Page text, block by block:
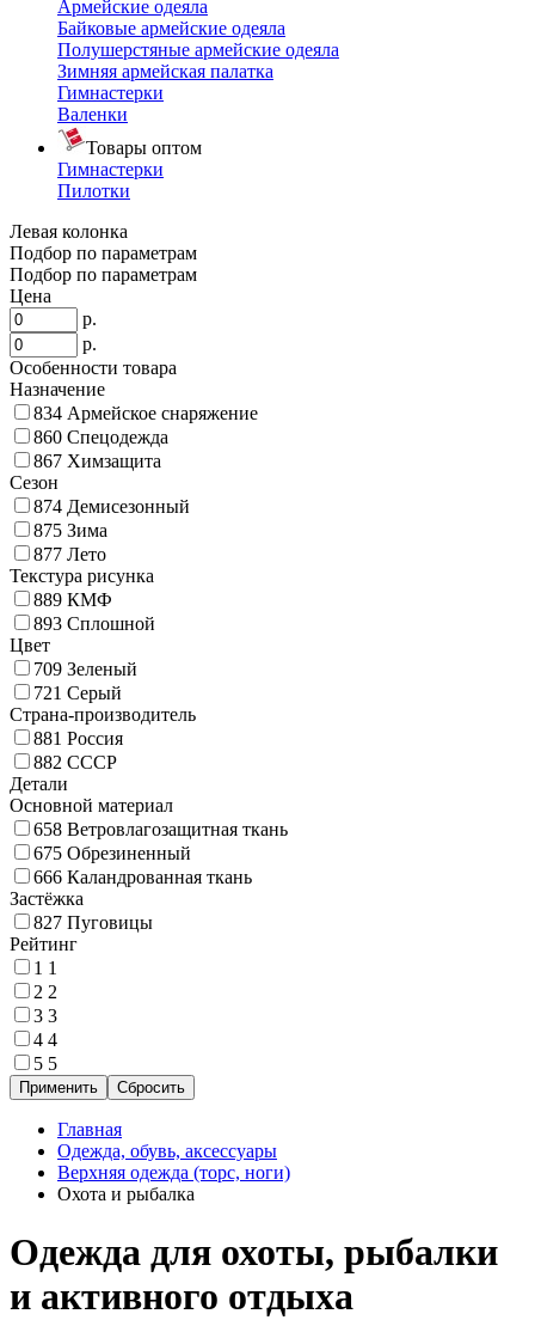
Армейские одеяла
Байковые армейские одеяла
Полушерстяные армейские одеяла
Зимняя армейская палатка
Гимнастерки
Валенки
Товары оптом
Гимнастерки
Пилотки
Левая колонка
Подбор по параметрам
Подбор по параметрам
Цена
р.
р.
Особенности товара
Назначение
834 Армейское снаряжение
860 Спецодежда
867 Химзащита
Сезон
874 Демисезонный
875 Зима
877 Лето
Текстура рисунка
889 КМФ
893 Сплошной
Цвет
709 Зеленый
721 Серый
Страна-производитель
881 Россия
882 СССР
Детали
Основной материал
658 Ветровлагозащитная ткань
675 Обрезиненный
666 Каландрованная ткань
Застёжка
827 Пуговицы
Рейтинг
1 1
2 2
3 3
4 4
5 5
Главная
Одежда, обувь, аксессуары
Верхняя одежда (торс, ноги)
Охота и рыбалка
Одежда для охоты, рыбалки
и активного отдыха